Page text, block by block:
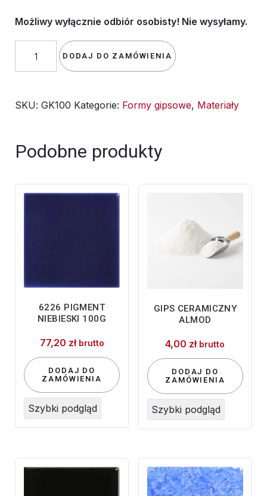
Możliwy wyłącznie odbiór osobisty! Nie wysyłamy.
pingwin
DODAJ DO ZAMÓWIENIA
SKU: GK100 Kategorie: Formy gipsowe, Materiały
Podobne produkty
6226 PIGMENT
NIEBIESKI 100G
77,20 zł brutto
DODAJ DO
ZAMÓWIENIA
Szybki podgląd
GIPS CERAMICZNY
ALMOD
4,00 zł brutto
DODAJ DO
ZAMÓWIENIA
Szybki podgląd